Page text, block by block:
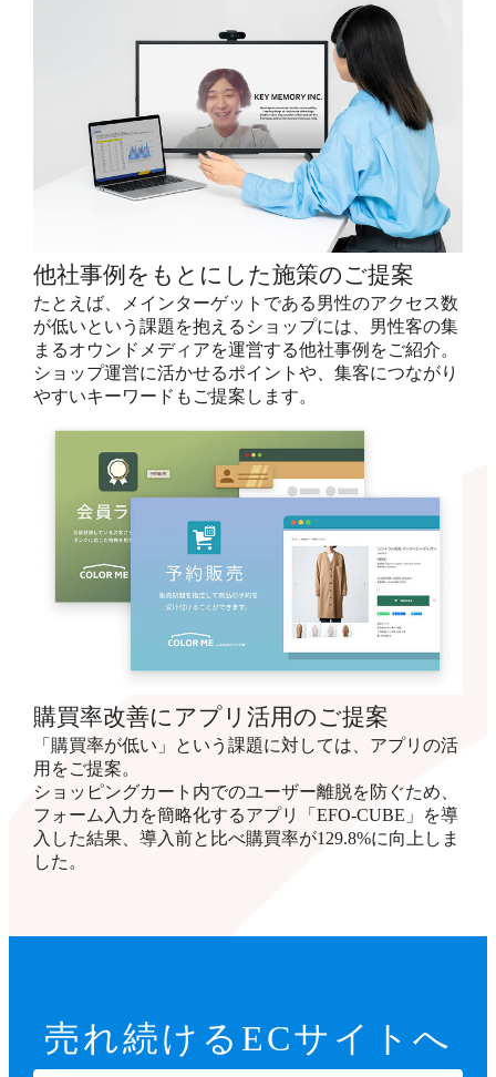
他社事例をもとにした施策のご提案
たとえば、メインターゲットである男性のアクセス数
が低いという課題を抱えるショップには、男性客の集
まるオウンドメディアを運営する他社事例をご紹介。
ショップ運営に活かせるポイントや、集客につながり
やすいキーワードもご提案します。
購買率改善にアプリ活用のご提案
「購買率が低い」という課題に対しては、アプリの活
用をご提案。
ショッピングカート内でのユーザー離脱を防ぐため、
フォーム入力を簡略化するアプリ「EFO-CUBE」を導
入した結果、導入前と比べ購買率が129.8%に向上しま
した。
売れ続ける ECサイトへ